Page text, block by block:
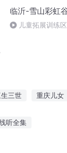
临沂-雪山彩虹
儿童拓展训练
三世 重庆儿女
听全集